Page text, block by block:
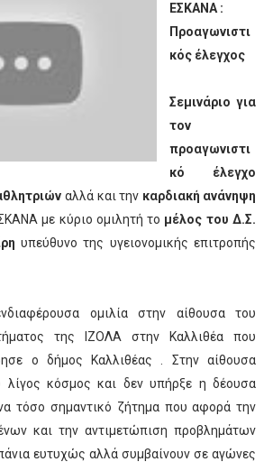
ΕΛΛΗΝΙΚΟ ΜΠΑΣΚΕΤ : 39Η ΕΠΕΤΕΙΟΣ ΑΠΟ
29ο τελικό κυπέλλου ανδρών ΕΣΚΑΝΑ
για τον Πανελευσινιακό στον
: "Σκληρό" καρύδι η Φιλία Περάματος
ΕΣΚΑΝΑ :
Προαγωνιστι
κός έλεγχος
Σεμινάριο για
τον
προαγωνιστι
κό έλεγχο
αλλά και την καρδιακή ανάνηψη
με κύριο ομιλητή το μέλος του Δ.Σ.
υπεύθυνο της υγειονομικής επιτροπής
ομιλία στην αίθουσα του
της ΙΖΟΛΑ στην Καλλιθέα που
ο δήμος Καλλιθέας . Στην αίθουσα
λίγος κόσμος και δεν υπήρξε η δέουσα
τόσο σημαντικό ζήτημα που αφορά την
και την αντιμετώπιση προβλημάτων
ευτυχώς αλλά συμβαίνουν σε αγώνες